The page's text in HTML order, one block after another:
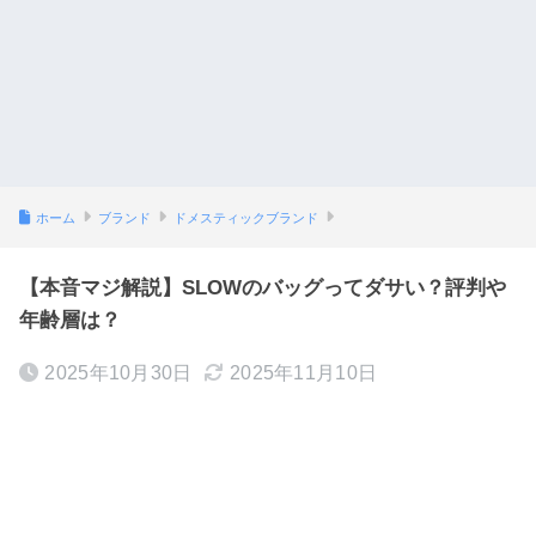
ホーム ブランド ドメスティックブランド
【本音マジ解説】SLOWのバッグってダサい？評判や
年齢層は？
2025年10月30日 2025年11月10日